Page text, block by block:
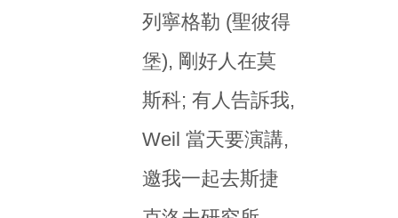
列寧格勒 (聖彼得
堡), 剛好人在莫
斯科; 有人告訴我,
Weil 當天要演講,
邀我一起去斯捷